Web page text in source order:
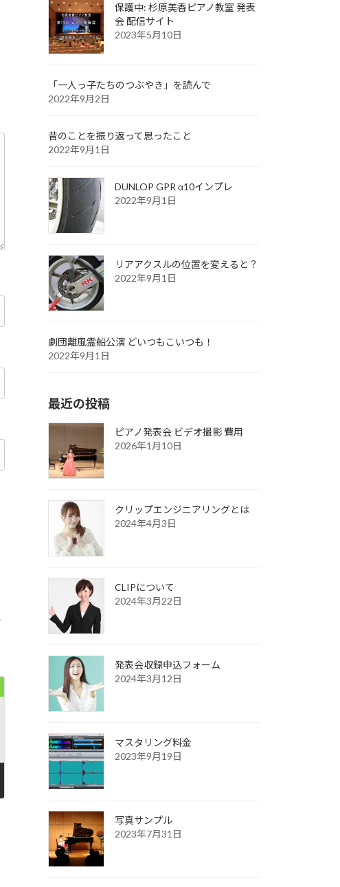
保護中: 杉原美香ピアノ教室 発表
会 配信サイト
2023年5月10日
「一人っ子たちのつぶやき」を読んで
2022年9月2日
昔のことを振り返って思ったこと
2022年9月1日
DUNLOP GPR α10インプレ
2022年9月1日
リアアクスルの位置を変えると？
2022年9月1日
劇団離風霊船公演 どいつもこいつも！
2022年9月1日
最近の投稿
ピアノ発表会 ビデオ撮影 費用
2026年1月10日
クリップエンジニアリングとは
2024年4月3日
CLIPについて
2024年3月22日
発表会収録申込フォーム
2024年3月12日
マスタリング料金
2023年9月19日
写真サンプル
2023年7月31日